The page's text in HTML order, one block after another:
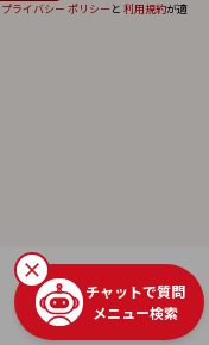
プライバシー ポリシー と 利用規約が適
チャットで質問
メニュー検索